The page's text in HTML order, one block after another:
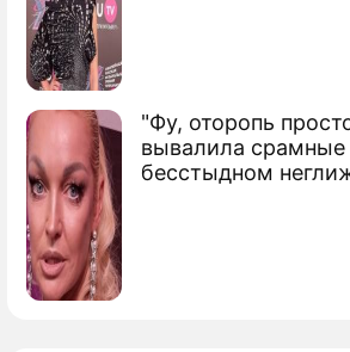
"Фу, оторопь
вывалила срамные
бесстыдном